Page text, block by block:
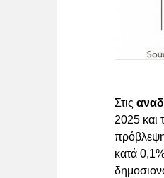
Στις
2025 και
κατά